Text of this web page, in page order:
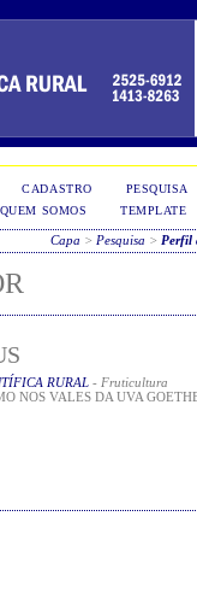
CADASTRO
PESQUISA
QUEM SOMOS
TEMPLATE
Capa > Pesquisa > Perfil
RURAL - Fruticultura
NOS VALES DA UVA